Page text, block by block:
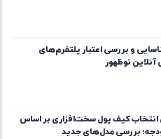
و بررسی اعتبار پلتفرم‌های
نوظهور
انتخاب کیف پول سخت‌افزاری بر اساس
بررسی مدل‌های جدید